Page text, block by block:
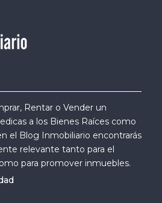
Rentar o Vender un
a los Bienes Raíces como
el Blog Inmobiliario encontrarás
relevante tanto para el
para promover inmuebles.